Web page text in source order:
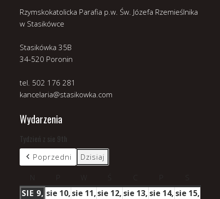
Rzymskokatolicka Parafia p.w. Św. Józefa Rzemieślnika
w Stasikówce
Stasikówka 35B
34-520 Poronin
tel. 502 176 281
kancelaria@stasikowka.com
Wydarzenia
Tydzień z sie 9th
Poprzedni Dzisiaj
SIE 9, sie 10,sie 11,sie 12, sie 13, sie 14, sie 15,